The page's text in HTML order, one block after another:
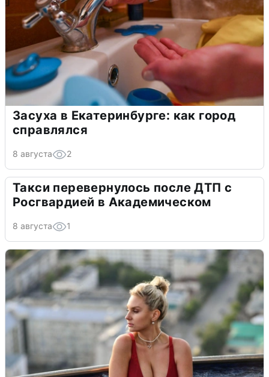
Засуха в Екатеринбурге: как город
справлялся
8 августа 2
Такси перевернулось после ДТП с
Росгвардией в Академическом
8 августа 1